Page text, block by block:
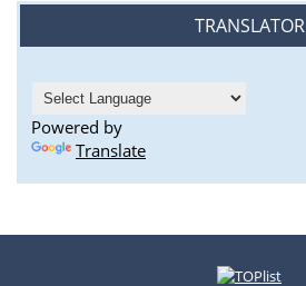
TRANSLATOR
Powered by
Translate